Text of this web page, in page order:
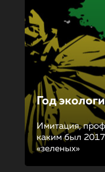
Год
Имитация,
каким был
«зеленых»